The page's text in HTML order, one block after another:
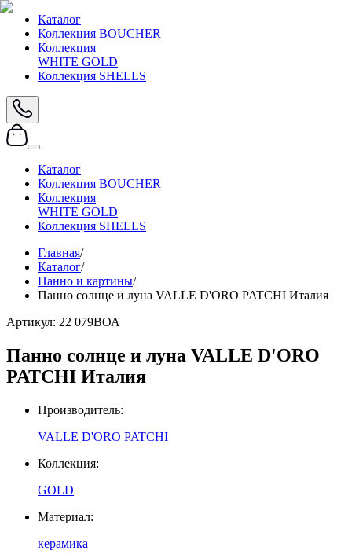
Каталог
Коллекция BOUCHER
Коллекция
WHITE GOLD
Коллекция SHELLS
Каталог
Коллекция BOUCHER
Коллекция
WHITE GOLD
Коллекция SHELLS
Главная/
Каталог/
Панно и картины/
Панно солнце и луна VALLE D'ORO PATCHI Италия
Артикул: 22 079ВОА
Панно солнце и луна VALLE D'ORO
PATCHI Италия
Производитель:
VALLE D'ORO PATCHI
Коллекция:
GOLD
Материал:
керамика